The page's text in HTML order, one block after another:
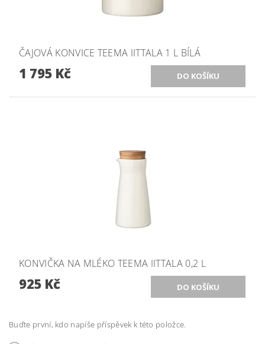
ČAJOVÁ KONVICE TEEMA IITTALA 1 L BÍLÁ
1 795 Kč
KONVIČKA NA MLÉKO TEEMA IITTALA 0,2 L
925 Kč
Buďte první, kdo napíše příspěvek k této položce.